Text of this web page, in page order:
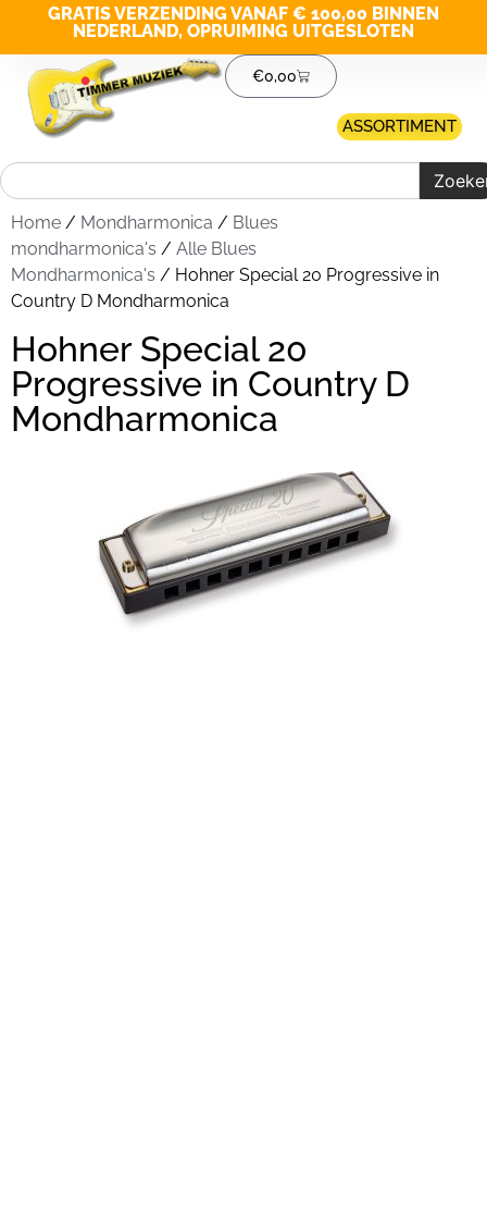
GRATIS VERZENDING VANAF € 100,00 BINNEN
NEDERLAND, OPRUIMING UITGESLOTEN
€0,00
ASSORTIMENT
Home / Mondharmonica / Blues
mondharmonica's / Alle Blues
Mondharmonica's / Hohner Special 20 Progressive in
Country D Mondharmonica
Hohner Special 20
Progressive in Country D
Mondharmonica